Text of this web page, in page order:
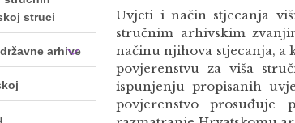
struci
arhive
Uvjeti i način stjecanja
stručnim arhivskim
načinu njihova stjecanja, a
povjerenstvu za viša
ispunjenju propisanih
povjerenstvo prosuđuje